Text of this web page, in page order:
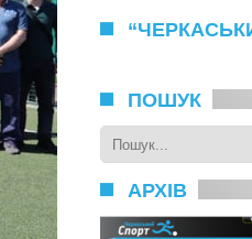
ПОШУК
АРХІВ